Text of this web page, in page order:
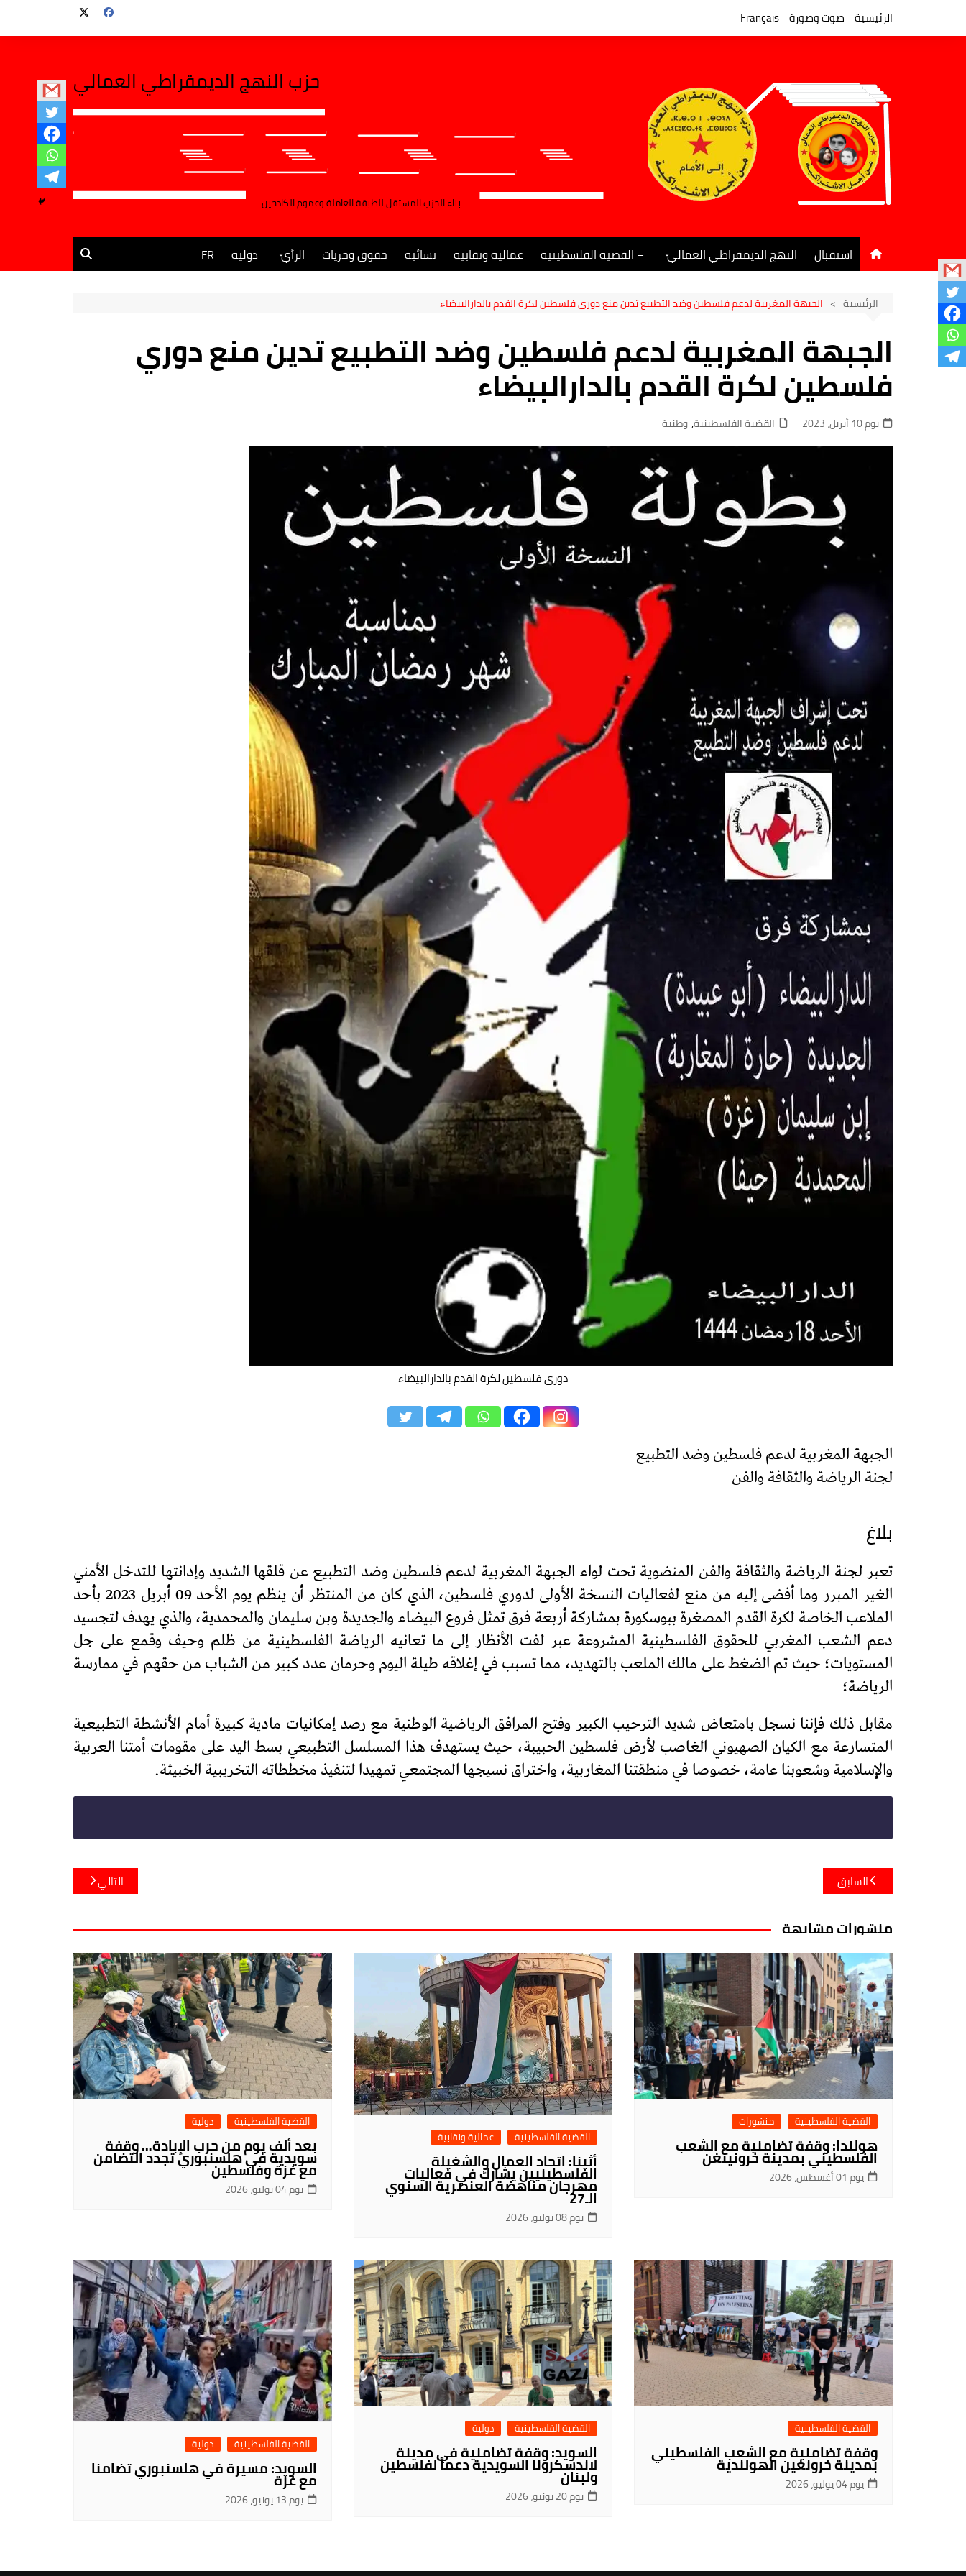
الرئيسية صوت وصورة Français
حزب النهج الديمقراطي العمالي
بناء الحزب المستقل للطبقة العاملة وعموم الكادحين
استقبال النهج الديمقراطي العمالي
جريدة النهج الديمقراطي
– القضية الفلسطينية عمالية ونقابية نسائية حقوق وحريات الرأي دولية FR
الرئيسية الجبهة المغربية لدعم فلسطين وضد التطبيع تدين منع دوري فلسطين لكرة القدم بالدارالبيضاء
الجبهة المغربية لدعم فلسطين وضد التطبيع تدين منع دوري
فلسطين لكرة القدم بالدارالبيضاء
يوم 10 أبريل، 2023 القضية الفلسطينية,وطنية
دوري فلسطين لكرة القدم بالدارالبيضاء
الجبهة المغربية لدعم فلسطين وضد التطبيع
لجنة الرياضة والثقافة والفن
بلاغ
تعبر لجنة الرياضة والثقافة والفن المنضوية تحت لواء الجبهة المغربية لدعم فلسطين وضد التطبيع عن قلقها الشديد وإدانتها للتدخل الأمني
الغير المبرر وما أفضى إليه من منع لفعاليات النسخة الأولى لدوري فلسطين، الذي كان من المنتظر أن ينظم يوم الأحد 09 أبريل 2023 بأحد
الملاعب الخاصة لكرة القدم المصغرة ببوسكورة بمشاركة أربعة فرق تمثل فروع البيضاء والجديدة وبن سليمان والمحمدية، والذي يهدف لتجسيد
دعم الشعب المغربي للحقوق الفلسطينية المشروعة عبر لفت الأنظار إلى ما تعانيه الرياضة الفلسطينية من ظلم وحيف وقمع على جل
المستويات؛ حيث تم الضغط على مالك الملعب بالتهديد، مما تسبب في إغلاقه طيلة اليوم وحرمان عدد كبير من الشباب من حقهم في ممارسة
الرياضة؛
مقابل ذلك فإننا نسجل بامتعاض شديد الترحيب الكبير وفتح المرافق الرياضية الوطنية مع رصد إمكانيات مادية كبيرة أمام الأنشطة التطبيعية
المتسارعة مع الكيان الصهيوني الغاصب لأرض فلسطين الحبيبة، حيث يستهدف هذا المسلسل التطبيعي بسط اليد على مقومات أمتنا العربية
والإسلامية وشعوبنا عامة، خصوصا في منطقتنا المغاربية، واختراق نسيجها المجتمعي تمهيدا لتنفيذ مخططاته التخريبية الخبيثة.
تصفّح
المقالات
السابق التالي
منشورات مشابهة
القضية الفلسطينية منشورات
هولندا: وقفة تضامنية مع الشعب
الفلسطيني بمدينة خرونينغن
يوم 01 أغسطس، 2026
القضية الفلسطينية عمالية ونقابية
أثينا: اتحاد العمال والشغيلة
الفلسطينيين يشارك في فعاليات
مهرجان مناهضة العنصرية السنوي
الـ27
يوم 08 يوليو، 2026
القضية الفلسطينية دولية
بعد ألف يوم من حرب الإبادة… وقفة
سويدية في هلسنبوري تجدد التضامن
مع غزة وفلسطين
يوم 04 يوليو، 2026
القضية الفلسطينية
وقفة تضامنية مع الشعب الفلسطيني
بمدينة خرونغين الهولندية
يوم 04 يوليو، 2026
القضية الفلسطينية دولية
السويد: وقفة تضامنية في مدينة
لاندسكرونا السويدية دعماً لفلسطين
ولبنان
يوم 20 يونيو، 2026
القضية الفلسطينية دولية
السويد: مسيرة في هلسنبوري تضامنا
مع غزة
يوم 13 يونيو، 2026